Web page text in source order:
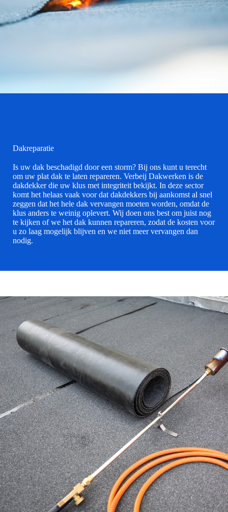
Dakreparatie
Is uw dak beschadigd door een storm? Bij ons kunt u terecht
om uw plat dak te laten repareren. Verbeij Dakwerken is de
dakdekker die uw klus met integriteit bekijkt. In deze sector
komt het helaas vaak voor dat dakdekkers bij aankomst al snel
zeggen dat het hele dak vervangen moeten worden, omdat de
klus anders te weinig oplevert. Wij doen ons best om juist nog
te kijken of we het dak kunnen repareren, zodat de kosten voor
u zo laag mogelijk blijven en we niet meer vervangen dan
nodig.